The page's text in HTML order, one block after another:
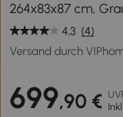
264x83x87 cm,
4,3 (4)
Versand durch
699,90 €